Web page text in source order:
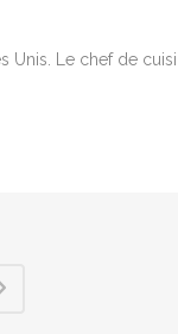
Unis. Le chef de